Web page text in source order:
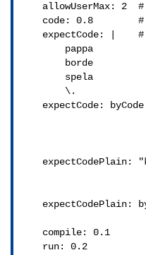
allowUserMax: 2
code: 0.8
expectCode: |
        pappa
        borde
        spela
        \.
expectCode:
expectCodePlain:
expectCodePlain:
compile: 0.1
run: 0.2